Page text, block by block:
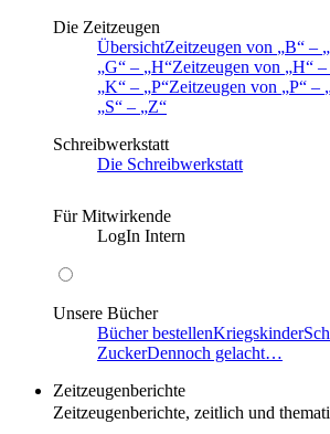
Die Zeitzeugen
ÜbersichtZeitzeugen von B –
G
– H Zeitzeugen von H –
K
– P Zeitzeugen von P –
S
–
Z
Schreibwerkstatt
Die Schreibwerkstatt
Für Mitwirkende
LogIn Intern
Unsere Bücher
Bücher bestellenKriegskinder
ZuckerDennoch gelacht…
Zeitzeugenberichte
Zeitzeugenberichte, zeitlich und